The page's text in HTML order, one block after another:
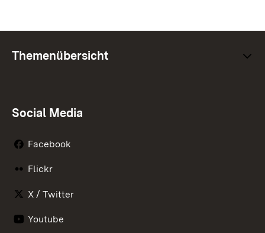
Themenübersicht
Social Media
Facebook
Flickr
X / Twitter
Youtube